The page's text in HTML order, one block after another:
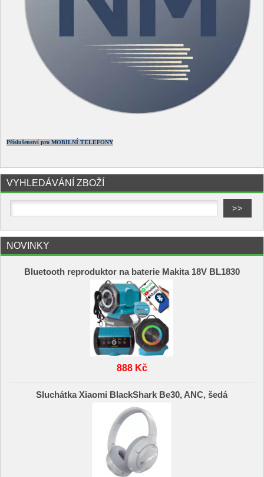
Příslušenství pro MOBILNÍ TELEFONY
VYHLEDÁVÁNÍ ZBOŽÍ
NOVINKY
Bluetooth reproduktor na baterie Makita 18V BL1830
888 Kč
Sluchátka Xiaomi BlackShark Be30, ANC, šedá